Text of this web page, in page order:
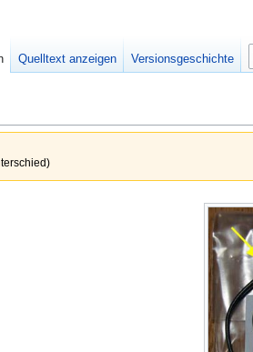
Quelltext anzeigen Versionsgeschichte